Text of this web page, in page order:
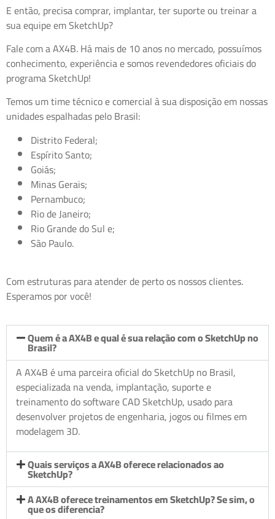
E então, precisa comprar, implantar, ter suporte ou treinar a
sua equipe em SketchUp?
Fale com a AX4B. Há mais de 10 anos no mercado, possuímos
conhecimento, experiência e somos revendedores oficiais do
programa SketchUp!
Temos um time técnico e comercial à sua disposição em nossas
unidades espalhadas pelo Brasil:
Distrito Federal;
Espírito Santo;
Goiás;
Minas Gerais;
Pernambuco;
Rio de Janeiro;
Rio Grande do Sul e;
São Paulo.
Com estruturas para atender de perto os nossos clientes.
Esperamos por você!
Quem é a AX4B e qual é sua relação com o SketchUp no
Brasil?
A AX4B é uma parceira oficial do SketchUp no Brasil,
especializada na venda, implantação, suporte e
treinamento do software CAD SketchUp, usado para
desenvolver projetos de engenharia, jogos ou filmes em
modelagem 3D.
Quais serviços a AX4B oferece relacionados ao
SketchUp?
A AX4B oferece treinamentos em SketchUp? Se sim, o
que os diferencia?